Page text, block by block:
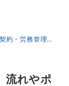
約・労務管理
流れやポ